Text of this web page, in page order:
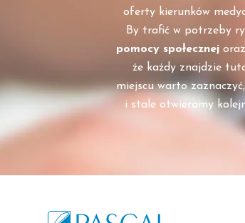
oferty kierunków
By trafić w potrzeby
pomocy społecznej
że każdy znajdzie
miejscu warto
i stale otwieramy